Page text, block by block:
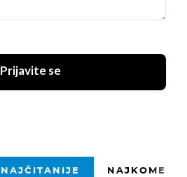
Prijavite se
NAJČITANIJE